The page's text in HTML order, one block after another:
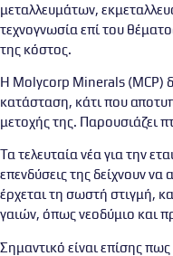
μεταλλευμάτων,
τεχνογνωσία επί του
της κόστος.
Η Molycorp Minerals (MCP)
κατάσταση, κάτι που
μετοχής της. Παρουσιάζει
Τα τελευταία νέα για την
επενδύσεις της δείχνουν
έρχεται τη σωστή στιγμή,
γαιών, όπως νεοδύμιο και
Σημαντικό είναι επίσης